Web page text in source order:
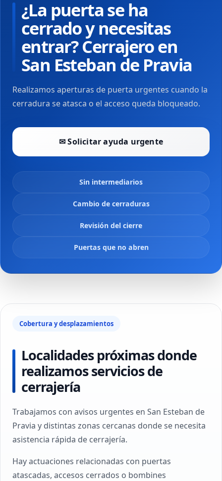
¿La puerta se ha
cerrado y necesitas
entrar? Cerrajero en
San Esteban de Pravia
Realizamos aperturas de puerta urgentes cuando la
cerradura se atasca o el acceso queda bloqueado.
✉ Solicitar ayuda urgente
Sin intermediarios
Cambio de cerraduras
Revisión del cierre
Puertas que no abren
Cobertura y desplazamientos
Localidades próximas donde
realizamos servicios de
cerrajería
Trabajamos con avisos urgentes en San Esteban de
Pravia y distintas zonas cercanas donde se necesita
asistencia rápida de cerrajería.
Hay actuaciones relacionadas con puertas
atascadas, accesos cerrados o bombines